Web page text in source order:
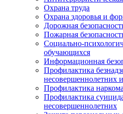
Охрана труда
Охрана здоровья и
Дорожная
Пожарная
Социально-
обучающихся
Информационная
Профилактика
несовершеннолетних
Профилактика
Профилактика
несовершеннолетних